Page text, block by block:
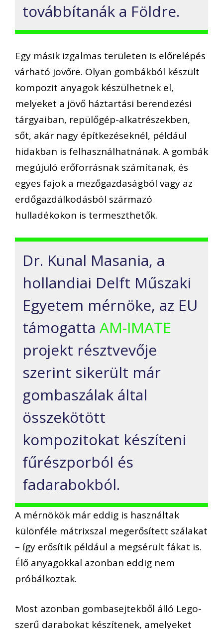
továbbítanák a Földre.
Egy másik izgalmas területen is előrelépés
várható jövőre. Olyan gombákból készült
kompozit anyagok készülhetnek el,
melyeket a jövő háztartási berendezési
tárgyaiban, repülőgép-alkatrészekben,
sőt, akár nagy építkezéseknél, például
hidakban is felhasználhatnának. A gombák
megújuló erőforrásnak számítanak, és
egyes fajok a mezőgazdaságból vagy az
erdőgazdálkodásból származó
hulladékokon is termeszthetők.
Dr. Kunal Masania, a
hollandiai Delft Műszaki
Egyetem mérnöke, az EU
támogatta AM-IMATE
projekt résztvevője
szerint sikerült már
gombaszálak által
összekötött
kompozitokat készíteni
fűrészporból és
fadarabokból.
A mérnökök már eddig is használtak
különféle mátrixszal megerősített szálakat
– így erősítik például a megsérült fákat is.
Élő anyagokkal azonban eddig nem
próbálkoztak.
Most azonban gombasejtekből álló Lego-
szerű darabokat készítenek, amelyeket